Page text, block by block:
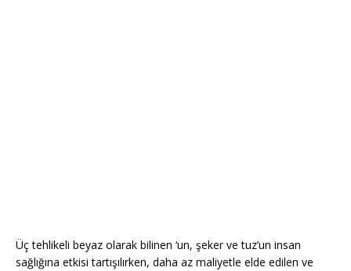
Üç tehlikeli beyaz olarak bilinen ‘un, şeker ve tuz’un insan
sağlığına etkisi tartışılırken, daha az maliyetle elde edilen ve